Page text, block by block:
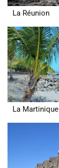
La Réunion
La Martinique